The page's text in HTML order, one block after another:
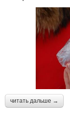
читать дальше →